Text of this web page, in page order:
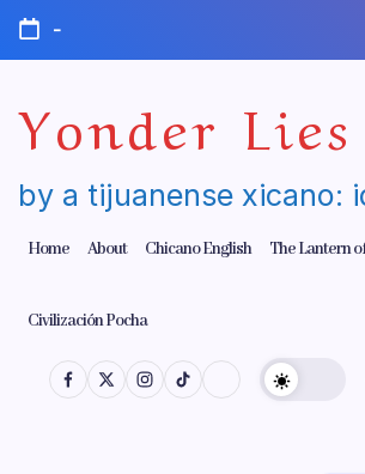
Skip
content
-
Yonder
by a tijuanense xicano:
Home About Chicano English The Lantern
Civilización Pocha